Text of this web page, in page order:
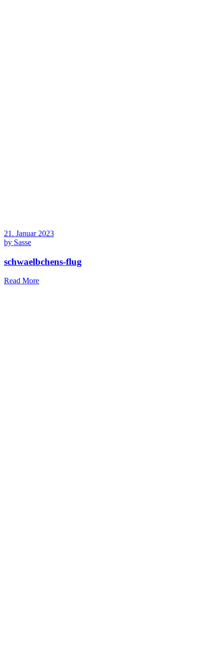
21. Januar 2023
by Sasse
schwaelbchens-flug
Read More